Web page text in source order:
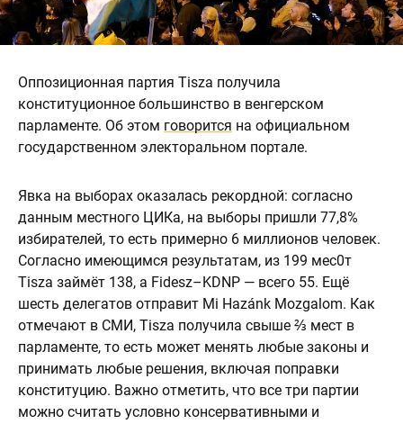
Оппозиционная партия Tisza получила
конституционное большинство в венгерском
парламенте. Об этом говорится на официальном
государственном электоральном портале.
Явка на выборах оказалась рекордной: согласно
данным местного ЦИКа, на выборы пришли 77,8%
избирателей, то есть примерно 6 миллионов человек.
Согласно имеющимся результатам, из 199 мес0т
Tisza займёт 138, а Fidesz–KDNP — всего 55. Ещё
шесть делегатов отправит Mi Hazánk Mozgalom. Как
отмечают в СМИ, Tisza получила свыше ⅔ мест в
парламенте, то есть может менять любые законы и
принимать любые решения, включая поправки
конституцию. Важно отметить, что все три партии
можно считать условно консервативными и